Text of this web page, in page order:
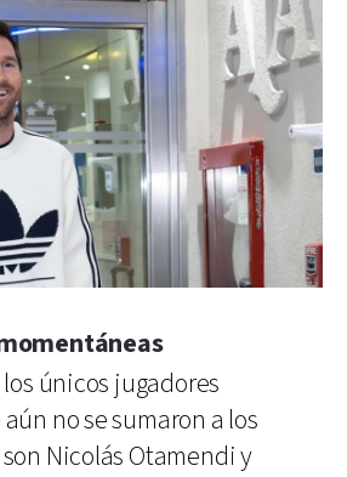
únicos jugadores
no se sumaron a los
Nicolás Otamendi y